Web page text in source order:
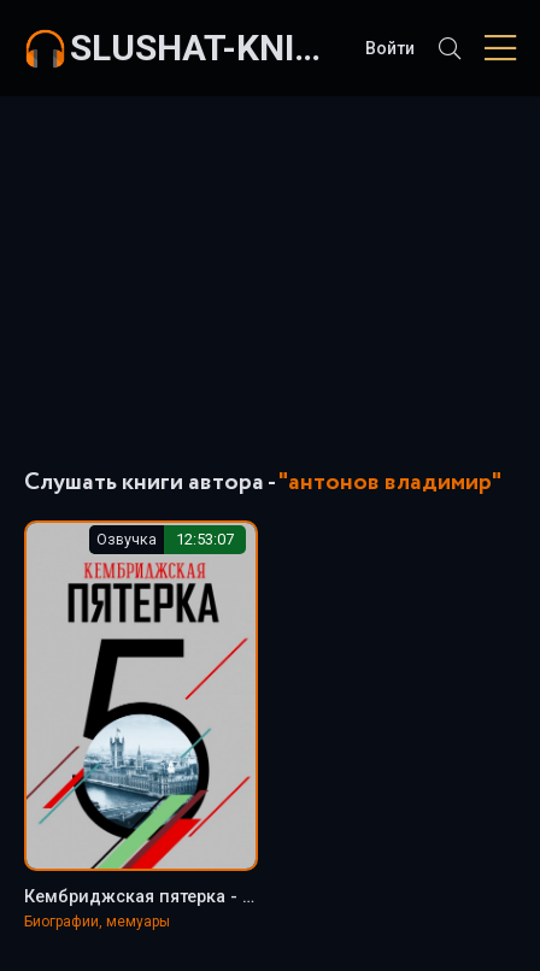
SLUSHAT-KNIGI.COM Войти
Слушать книги автора -"антонов владимир"
Озвучка 12:53:07
Кембриджская пятерка - Владимир Антонов
Биографии, мемуары